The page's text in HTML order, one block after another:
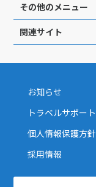
その他のメニュー
関連サイト
お知らせ
トラベルサポート
個人情報保護方針
採用情報